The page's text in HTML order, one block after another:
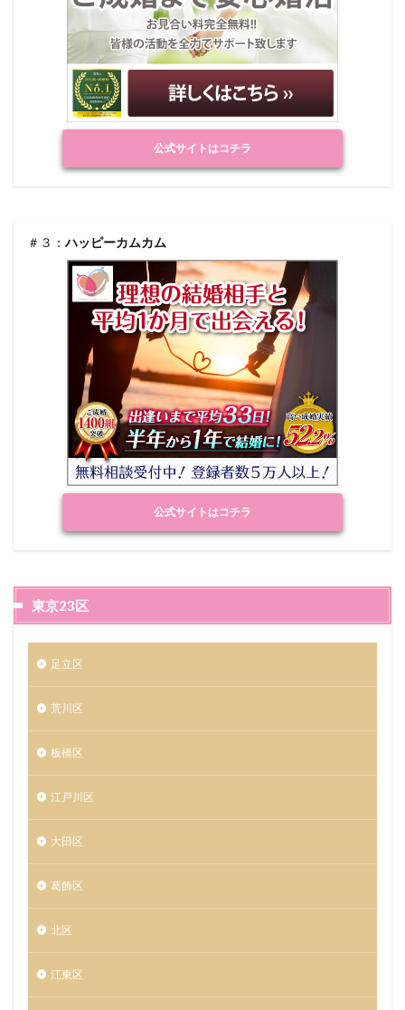
公式サイトはコチラ
＃３：ハッピーカムカム
公式サイトはコチラ
東京23区
足立区
荒川区
板橋区
江戸川区
大田区
葛飾区
北区
江東区